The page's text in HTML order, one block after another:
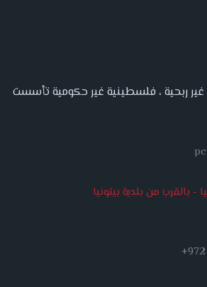
ربحية ، فلسطينية غير حكومية تأسست
- بالقرب من بلدية بيتونيا